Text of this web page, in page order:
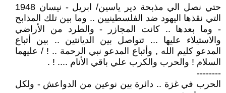
حتي نصل الي مذبحة دير ياسين/ ابريل - نيسان 1948
التي نقذها اليهود ضد الفلسطينيين .. وما بين تلك المذابح
- وما بعدها .. كانت المجازر - والطرد من الأراضي
والاستيلاء عليها ... تتواصل بين الديانتين .. بين أتباع
المدعو كليم الله , وأتباع المدعو نبي الرحمة .. ! / عليهما
السلام ! والحرب والكرب علي باقي الأنام .... ! .
--------
الحرب في غزة .. دائرة بين نوعين من الدواعش - ولكل